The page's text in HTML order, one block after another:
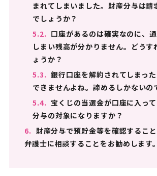
まれてしまいました。財産分与は請
でしょうか？
5.2. 口座があるのは確実なのに、
しまい残高が分かりません。どうす
ょうか？
5.3. 銀行口座を解約されてしまっ
できませんよね。諦めるしかないの
5.4. 宝くじの当選金が口座に入っ
分与の対象になりますか？
6. 財産分与で預貯金等を確認すること
弁護士に相談することをお勧めします。